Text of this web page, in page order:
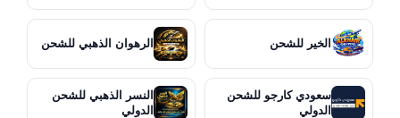
الخير للشحن الرهوان الذهبي للشحن
سعودي كارجو للشحن
الدولي
النسر الذهبي للشحن
الدولي